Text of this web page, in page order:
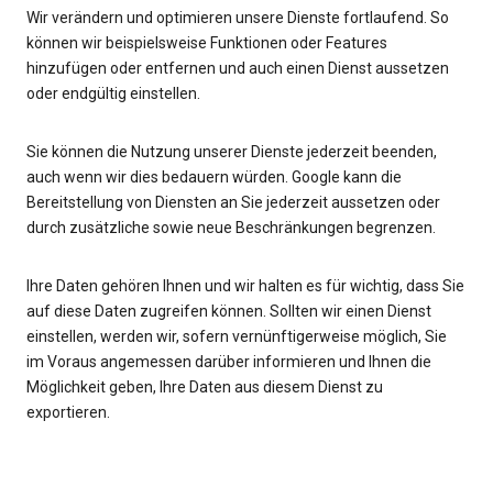
Wir verändern und optimieren unsere Dienste fortlaufend. So
können wir beispielsweise Funktionen oder Features
hinzufügen oder entfernen und auch einen Dienst aussetzen
oder endgültig einstellen.
Sie können die Nutzung unserer Dienste jederzeit beenden,
auch wenn wir dies bedauern würden. Google kann die
Bereitstellung von Diensten an Sie jederzeit aussetzen oder
durch zusätzliche sowie neue Beschränkungen begrenzen.
Ihre Daten gehören Ihnen und wir halten es für wichtig, dass Sie
auf diese Daten zugreifen können. Sollten wir einen Dienst
einstellen, werden wir, sofern vernünftigerweise möglich, Sie
im Voraus angemessen darüber informieren und Ihnen die
Möglichkeit geben, Ihre Daten aus diesem Dienst zu
exportieren.